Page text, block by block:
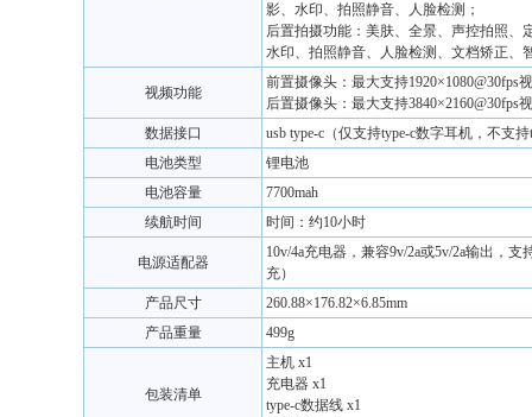
影、水印、拍照静音、人脸检测；
后置拍摄功能：美肤、全景、声控拍照、
水印、拍照静音、人脸检测、文档矫正、
视频功能
前置摄像头：最大支持1920×1080@30fps
后置摄像头：最大支持3840×2160@30fps
数据接口
usb type-c（仅支持type-c数字耳机，不支
电池类型
锂电池
电池容量
7700mah
续航时间
时间：约10小时
电源适配器
10v/4a充电器，兼容9v/2a或5v/2a输出，支
充）
产品尺寸
260.88×176.82×6.85mm
产品重量
499g
包装清单
主机 x1
充电器 x1
type-c数据线 x1